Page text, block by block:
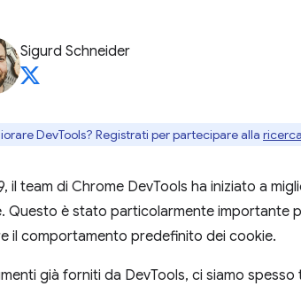
Sigurd Schneider
DevTools? Registrati per partecipare alla
il team di Chrome DevTools ha iniziato a
Questo è stato particolarmente importante
il comportamento predefinito dei cookie.
già forniti da DevTools, ci siamo